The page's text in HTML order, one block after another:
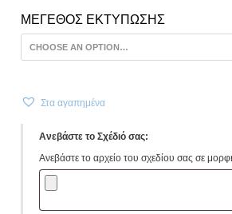
ΜΕΓΕΘΟΣ ΕΚΤΥΠΩΣΗΣ
Στα αγαπημένα
Ανεβάστε το Σχέδιό σας:
Ανεβάστε το αρχείο του σχεδίου σας σε